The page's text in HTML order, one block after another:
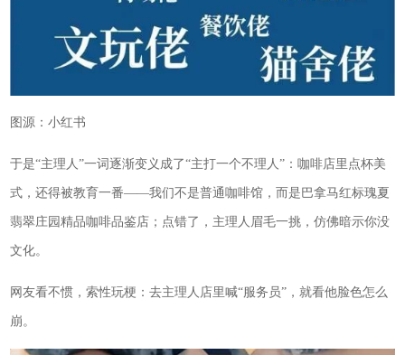
图源：小红书
于是“主理人”一词逐渐变义成了“主打一个不理人”：咖啡店里点杯美
式，还得被教育一番——我们不是普通咖啡馆，而是巴拿马红标瑰夏
翡翠庄园精品咖啡品鉴店；点错了，主理人眉毛一挑，仿佛暗示你没
文化。
网友看不惯，索性玩梗：去主理人店里喊“服务员”，就看他脸色怎么
崩。